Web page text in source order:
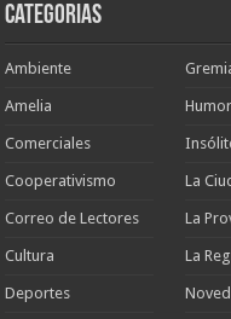
Categorias
Ambiente
Amelia
Comerciales
Cooperativismo
Correo de Lectores
Cultura
Deportes
Humor
La
La
La